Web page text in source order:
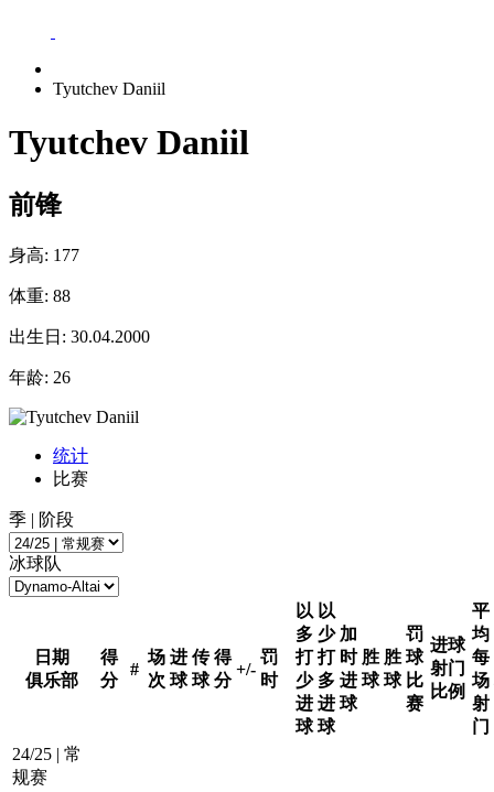
Tyutchev Daniil
Tyutchev Daniil
前锋
身高: 177
体重: 88
出生日: 30.04.2000
年龄: 26
统计
比赛
季 | 阶段
冰球队
日期
俱乐部
得
分
#
场
次
进
球
传
球
得
分
+/-
罚
时
以
多
打
少
进
球
以
少
打
多
进
球
加
时
进
球
胜
球
胜
球
罚
球
比
赛
进球
射门
比例
平
均
每
场
射
门
24/25 | 常
规赛